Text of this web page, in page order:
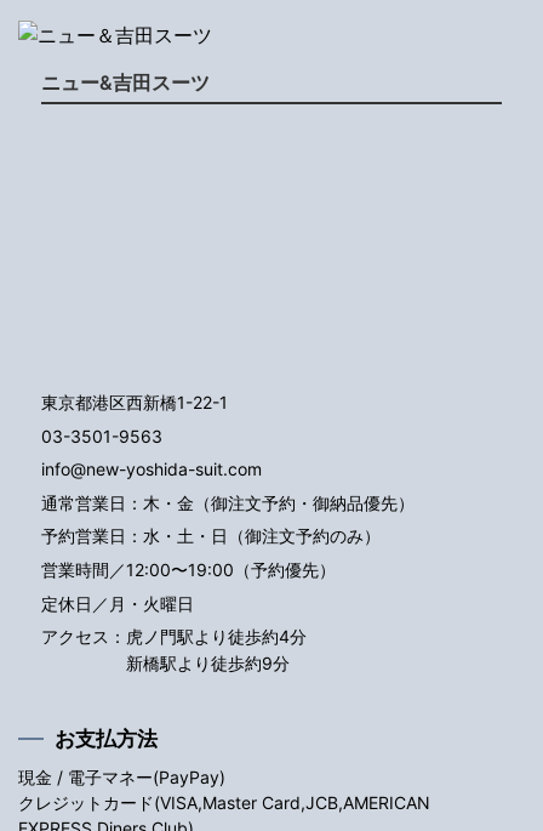
ニュー&吉田スーツ
東京都港区西新橋1-22-1
03-3501-9563
info@new-yoshida-suit.com
通常営業日：木・金（御注文予約・御納品優先）
予約営業日：水・土・日（御注文予約のみ）
営業時間／12:00〜19:00（予約優先）
定休日／月・火曜日
アクセス： 虎ノ門駅より徒歩約4分
新橋駅より徒歩約9分
お支払方法
現金 / 電子マネー(PayPay)
クレジットカード(VISA,Master Card,JCB,AMERICAN